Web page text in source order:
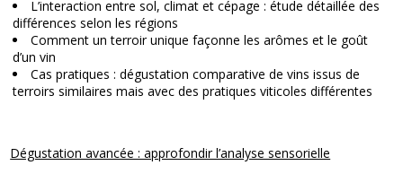
L’interaction entre sol, climat et cépage : étude détaillée des
différences selon les régions
Comment un terroir unique façonne les arômes et le goût
d’un vin
Cas pratiques : dégustation comparative de vins issus de
terroirs similaires mais avec des pratiques viticoles différentes
Dégustation avancée : approfondir l’analyse sensorielle